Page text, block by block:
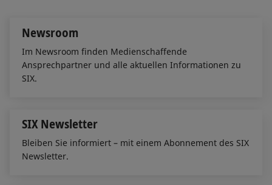
Newsroom
Im Newsroom finden Medienschaffende
Ansprechpartner und alle aktuellen Informationen zu
SIX.
SIX Newsletter
Bleiben Sie informiert – mit einem Abonnement des SIX
Newsletter.